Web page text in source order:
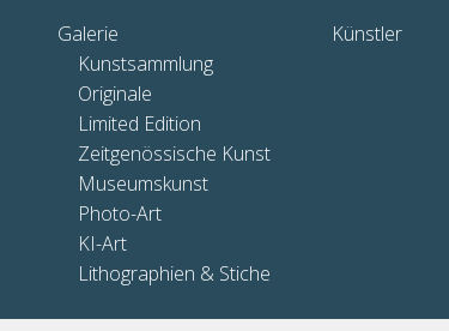
Galerie
Kunstsammlung
Originale
Limited Edition
Zeitgenössische Kunst
Museumskunst
Photo-Art
KI-Art
Lithographien & Stiche
Künstler